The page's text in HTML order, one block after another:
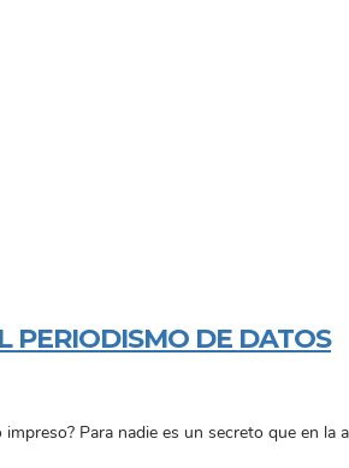
PERIODISMO DE DATOS
Para nadie es un secreto que en la